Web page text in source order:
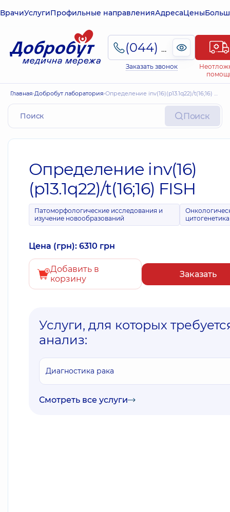
ВрачиУслугиПрофильные направленияАдресаЦены
(044) 495-2-888
Заказать звонок
Главная Добробут лаборатория Определение inv(16)(p13.1q22)/t(16;16) FISH
Поиск
Определение inv(16)
(p13.1q22)/t(16;16) FISH
Патоморфологические исследования и
изучение новообразований
цитогенетика
Цена (грн): 6310 грн
Добавить в
корзину
Заказать
Услуги, для которых
анализ:
Диагностика рака
Смотреть все услуги